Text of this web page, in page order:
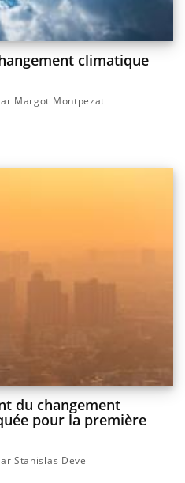
climatique
Margot Montpezat
du changement
pour la première
Stanislas Deve